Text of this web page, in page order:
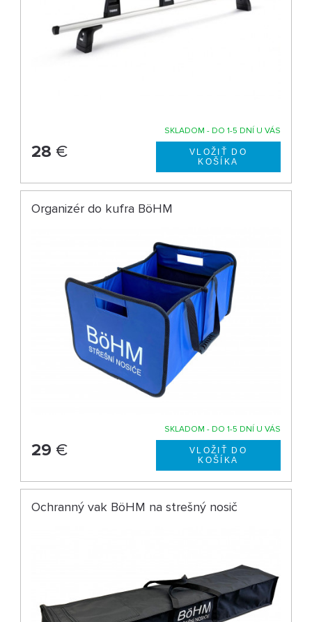
SKLADOM - DO 1-5 DNÍ U VÁS
28 €
Organizér do kufra BöHM
SKLADOM - DO 1-5 DNÍ U VÁS
29 €
Ochranný vak BöHM na strešný nosič